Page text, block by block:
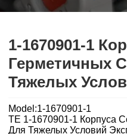
1-1670901-1
Герметичных
Тяжелых
Model:1-1670901-1
TE 1-1670901-1 Корпуса
Для Тяжелых Условий